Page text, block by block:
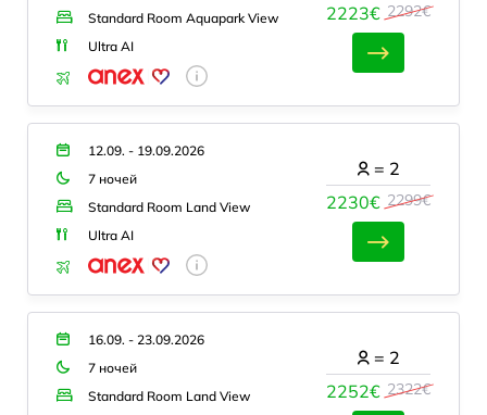
Standard Room Aquapark View
Ultra AI
2223€ 2292€
12.09. - 19.09.2026
7 ночей
Standard Room Land View
Ultra AI
2230€ 2299€
= 2
16.09. - 23.09.2026
7 ночей
Standard Room Land View
2252€ 2322€
= 2